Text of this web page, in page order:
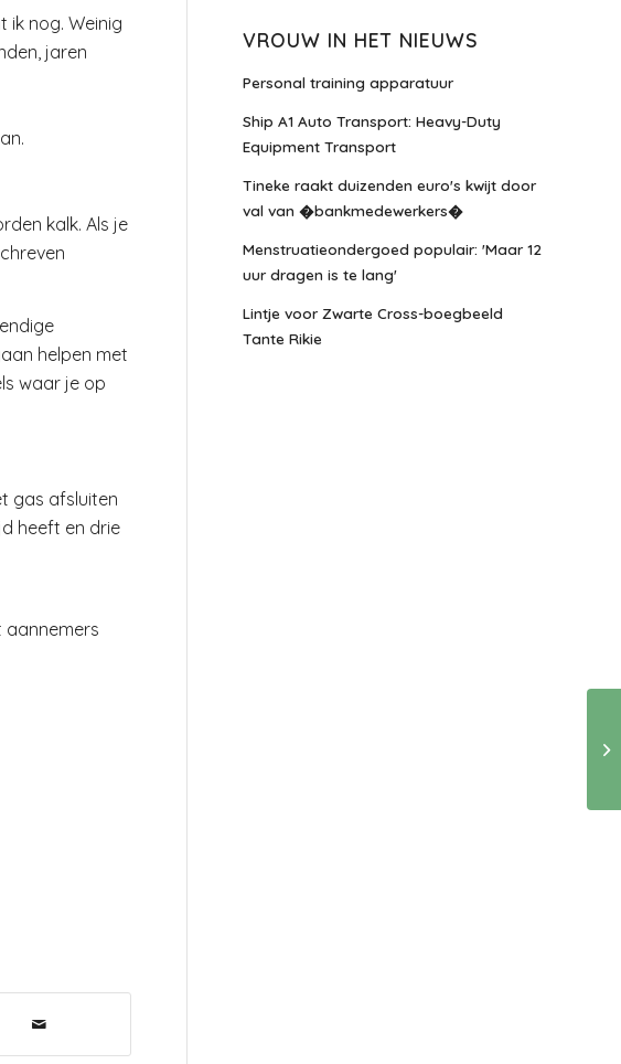
ik nog. Weinig
jaren
kalk. Als je
helpen met
waar je op
gas afsluiten
heeft en drie
aannemers
VROUW IN HET NIEUWS
Personal training apparatuur
Ship A1 Auto Transport: Heavy-Duty
Equipment Transport
Tineke raakt duizenden euro's kwijt door
val van �bankmedewerkers�
Menstruatieondergoed populair: 'Maar 12
uur dragen is te lang'
Lintje voor Zwarte Cross-boegbeeld
Tante Rikie